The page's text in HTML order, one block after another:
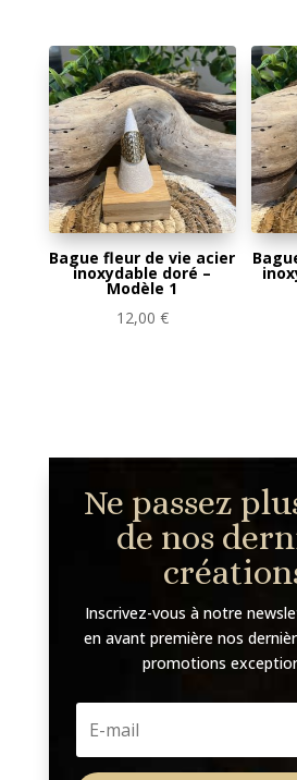
Bague fleur de vie acier
inoxydable doré –
Modèle 1
12,00 €
Ne passez
de nos
Inscrivez-vous à notre
en avant première nos
promotions